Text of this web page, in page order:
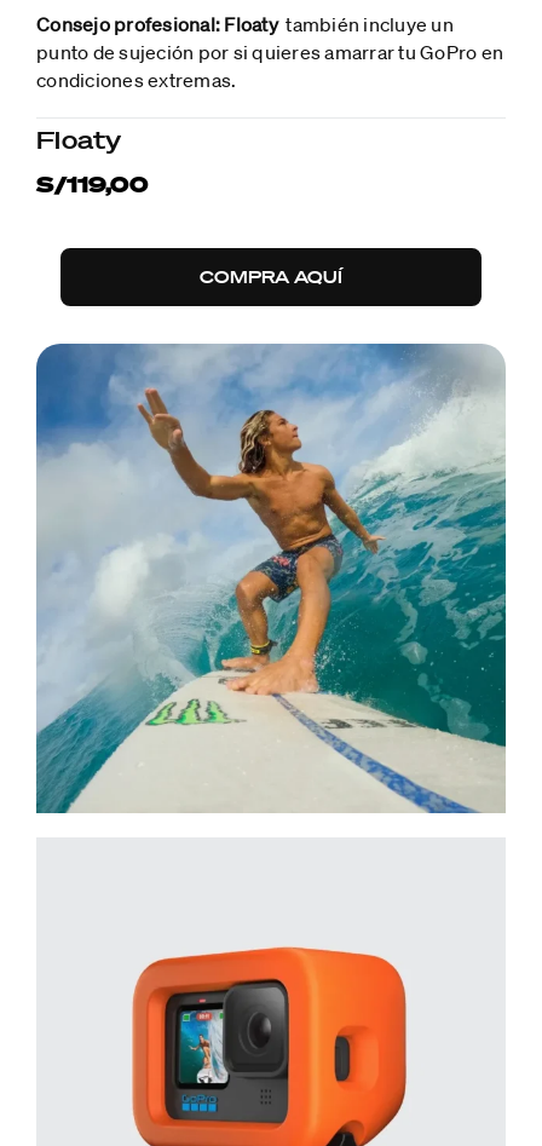
Consejo profesional: Floatytambién incluye un
punto de sujeción por si quieres amarrar tu GoPro en
condiciones extremas.
Floaty
S/119,00
COMPRA AQUÍ